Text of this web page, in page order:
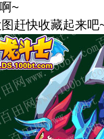
~
赶快收藏起来吧